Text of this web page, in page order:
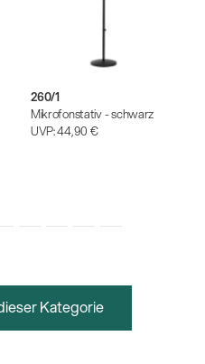
260/1
Mikrofonstativ - schwarz
UVP:44,90 €
Kategorie